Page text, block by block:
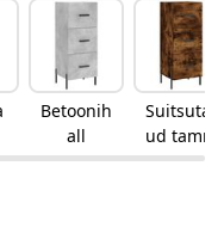
Betoonih
all
Suitsutat
ud tamm